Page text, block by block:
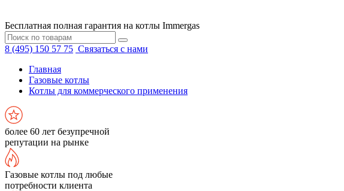
Бесплатная полная гарантия на котлы Immergas
8 (495) 150 57 75 Связаться с нами
Главная
Газовые котлы
Котлы для коммерческого применения
более 60 лет безупречной
репутации на рынке
Газовые котлы под любые
потребности клиента